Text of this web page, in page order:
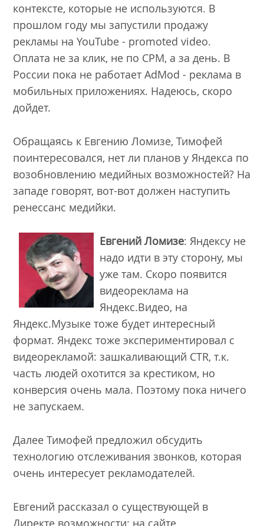
контексте, которые не используются. В
прошлом году мы запустили продажу
рекламы на YouTube - promoted video.
Оплата не за клик, не по CPM, а за день. В
России пока не работает AdMod - реклама в
мобильных приложениях. Надеюсь, скоро
дойдет.
Обращаясь к Евгению Ломизе, Тимофей
поинтересовался, нет ли планов у Яндекса по
возобновлению медийных возможностей? На
западе говорят, вот-вот должен наступить
ренессанс медийки.
Евгений Ломизе: Яндексу не
надо идти в эту сторону, мы
уже там. Скоро появится
видеореклама на
Яндекс.Видео, на
Яндекс.Музыке тоже будет интересный
формат. Яндекс тоже экспериментировал с
видеорекламой: зашкаливающий CTR, т.к.
часть людей охотится за крестиком, но
конверсия очень мала. Поэтому пока ничего
не запускаем.
Далее Тимофей предложил обсудить
технологию отслеживания звонков, которая
очень интересует рекламодателей.
Евгений рассказал о существующей в
Директе возможности: на сайте